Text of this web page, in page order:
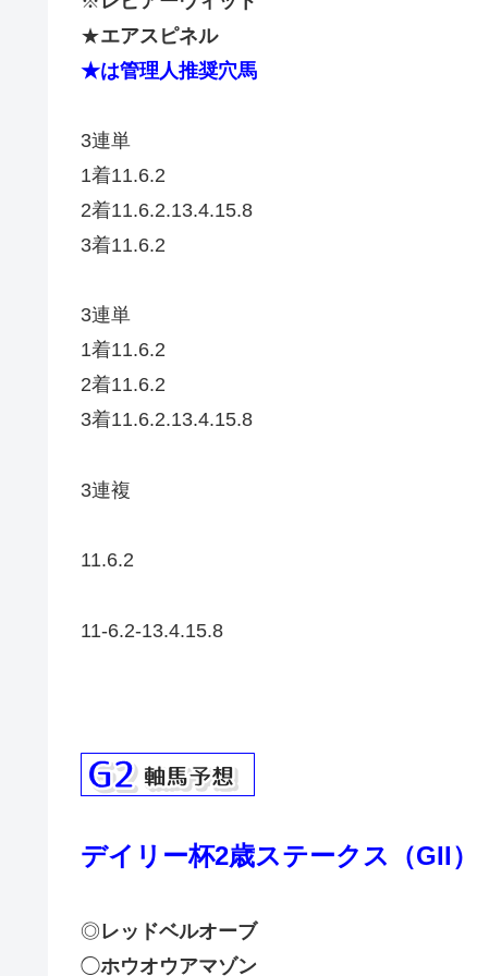
★エアスピネル
★は管理人推奨穴馬
3連単
1着11.6.2
2着11.6.2.13.4.15.8
3着11.6.2
3連単
1着11.6.2
2着11.6.2
3着11.6.2.13.4.15.8
3連複
11.6.2
11-6.2-13.4.15.8
デイリー杯2歳ステークス（GII）
◎レッドベルオーブ
◯ホウオウアマゾン